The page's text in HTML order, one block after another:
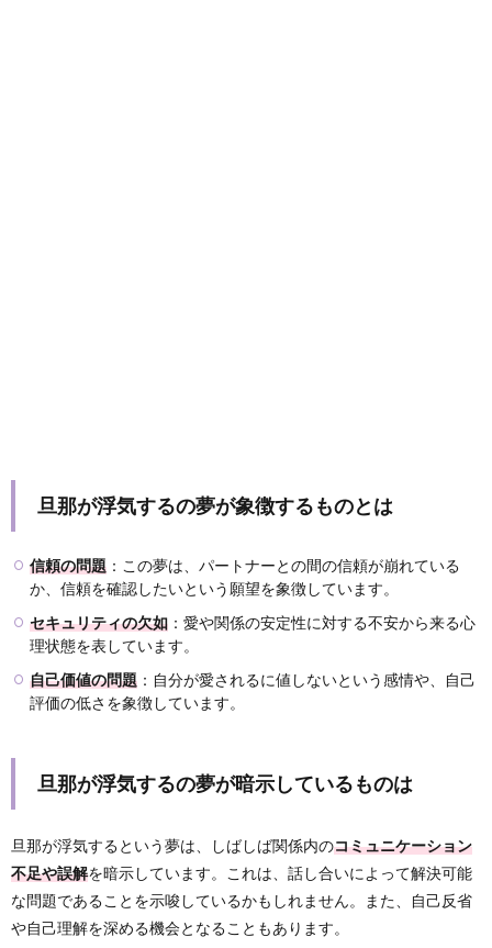
旦那が浮気するの夢が象徴するものとは
信頼の問題 ：この夢は、パートナーとの間の信頼が崩れている
か、信頼を確認したいという願望を象徴しています。
セキュリティの欠如 ：愛や関係の安定性に対する不安から来る心
理状態を表しています。
自己価値の問題 ：自分が愛されるに値しないという感情や、自己
評価の低さを象徴しています。
旦那が浮気するの夢が暗示しているものは
旦那が浮気するという夢は、しばしば関係内のコミュニケーション
不足や誤解を暗示しています。これは、話し合いによって解決可能
な問題であることを示唆しているかもしれません。また、自己反省
や自己理解を深める機会となることもあります。